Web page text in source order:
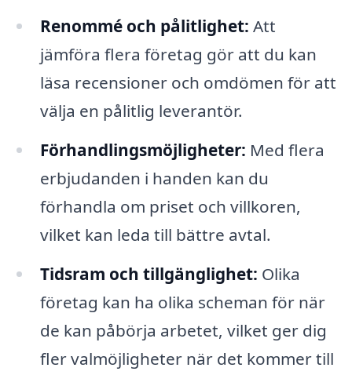
Renommé och pålitlighet: Att
jämföra flera företag gör att du kan
läsa recensioner och omdömen för att
välja en pålitlig leverantör.
Förhandlingsmöjligheter: Med flera
erbjudanden i handen kan du
förhandla om priset och villkoren,
vilket kan leda till bättre avtal.
Tidsram och tillgänglighet: Olika
företag kan ha olika scheman för när
de kan påbörja arbetet, vilket ger dig
fler valmöjligheter när det kommer till